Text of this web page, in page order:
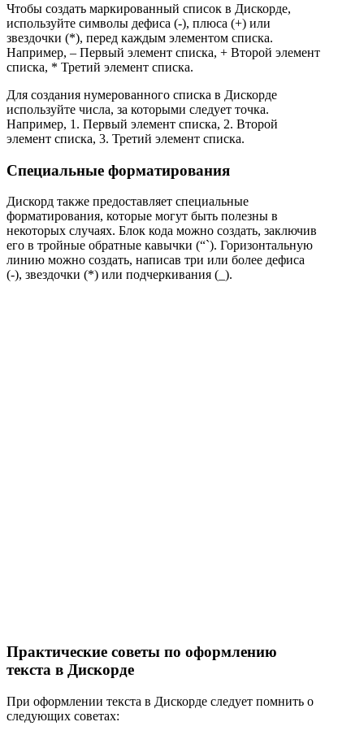
Чтобы создать маркированный список в Дискорде,
используйте символы дефиса (-), плюса (+) или
звездочки (*), перед каждым элементом списка.
Например, – Первый элемент списка, + Второй элемент
списка, * Третий элемент списка.
Для создания нумерованного списка в Дискорде
используйте числа, за которыми следует точка.
Например, 1. Первый элемент списка, 2. Второй
элемент списка, 3. Третий элемент списка.
Специальные форматирования
Дискорд также предоставляет специальные
форматирования, которые могут быть полезны в
некоторых случаях. Блок кода можно создать, заключив
его в тройные обратные кавычки (“`). Горизонтальную
линию можно создать, написав три или более дефиса
(-), звездочки (*) или подчеркивания (_).
Практические советы по оформлению
текста в Дискорде
При оформлении текста в Дискорде следует помнить о
следующих советах: